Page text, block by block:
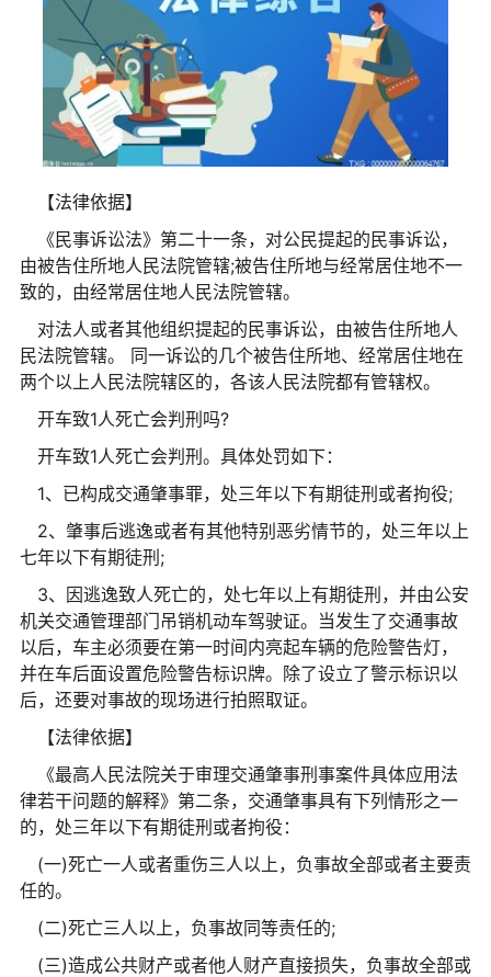
【法律依据】
《民事诉讼法》第二十一条，对公民提起的民事诉讼，
由被告住所地人民法院管辖;被告住所地与经常居住地不一
致的，由经常居住地人民法院管辖。
对法人或者其他组织提起的民事诉讼，由被告住所地人
民法院管辖。 同一诉讼的几个被告住所地、经常居住地在
两个以上人民法院辖区的，各该人民法院都有管辖权。
开车致1人死亡会判刑吗?
开车致1人死亡会判刑。具体处罚如下：
1、已构成交通肇事罪，处三年以下有期徒刑或者拘役;
2、肇事后逃逸或者有其他特别恶劣情节的，处三年以上
七年以下有期徒刑;
3、因逃逸致人死亡的，处七年以上有期徒刑，并由公安
机关交通管理部门吊销机动车驾驶证。当发生了交通事故
以后，车主必须要在第一时间内亮起车辆的危险警告灯，
并在车后面设置危险警告标识牌。除了设立了警示标识以
后，还要对事故的现场进行拍照取证。
【法律依据】
《最高人民法院关于审理交通肇事刑事案件具体应用法
律若干问题的解释》第二条，交通肇事具有下列情形之一
的，处三年以下有期徒刑或者拘役：
(一)死亡一人或者重伤三人以上，负事故全部或者主要责
任的。
(二)死亡三人以上，负事故同等责任的;
(三)造成公共财产或者他人财产直接损失，负事故全部或